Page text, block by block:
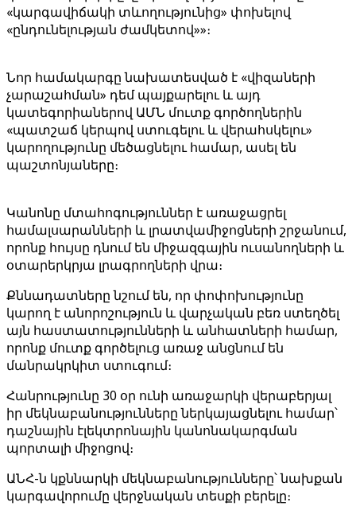
«կարգավիճակի տևողությունից» փոխելով
«ընդունելության ժամկետով»»։
Նոր համակարգը նախատեսված է «վիզաների
չարաշահման» դեմ պայքարելու և այդ
կատեգորիաներով ԱՄՆ մուտք գործողներին
«պատշաճ կերպով ստուգելու և վերահսկելու»
կարողությունը մեծացնելու համար, ասել են
պաշտոնյաները։
Կանոնը մտահոգություններ է առաջացրել
համալսարանների և լրատվամիջոցների շրջանում,
որոնք հույսը դնում են միջազգային ուսանողների և
օտարերկրյա լրագրողների վրա։
Քննադատները նշում են, որ փոփոխությունը
կարող է անորոշություն և վարչական բեռ ստեղծել
այն հաստատությունների և անհատների համար,
որոնք մուտք գործելուց առաջ անցնում են
մանրակրկիտ ստուգում։
Հանրությունը 30 օր ունի առաջարկի վերաբերյալ
իր մեկնաբանությունները ներկայացնելու համար՝
դաշնային էլեկտրոնային կանոնակարգման
պորտալի միջոցով։
ԱՆՀ-ն կքննարկի մեկնաբանությունները՝ նախքան
կարգավորումը վերջնական տեսքի բերելը։